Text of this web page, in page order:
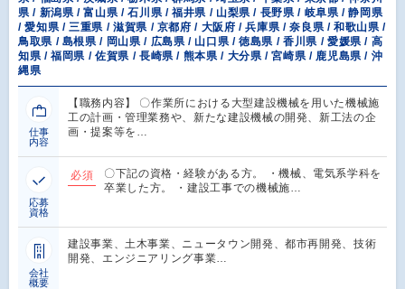
県 / 新潟県 / 富山県 / 石川県 / 福井県 / 山梨県 / 長野県 / 岐阜県 / 静岡県
/ 愛知県 / 三重県 / 滋賀県 / 京都府 / 大阪府 / 兵庫県 / 奈良県 / 和歌山県 /
鳥取県 / 島根県 / 岡山県 / 広島県 / 山口県 / 徳島県 / 香川県 / 愛媛県 / 高
知県 / 福岡県 / 佐賀県 / 長崎県 / 熊本県 / 大分県 / 宮崎県 / 鹿児島県 / 沖
縄県
仕事
内容
【職務内容】 〇作業所における大型建設機械を用いた機械施
工の計画・管理業務や、新たな建設機械の開発、新工法の企
画・提案等を…
応募
資格
必須
〇下記の資格・経験がある方。 ・機械、電気系学科を
卒業した方。 ・建設工事での機械施…
会社
概要
建設事業、土木事業、ニュータウン開発、都市再開発、技術
開発、エンジニアリング事業…